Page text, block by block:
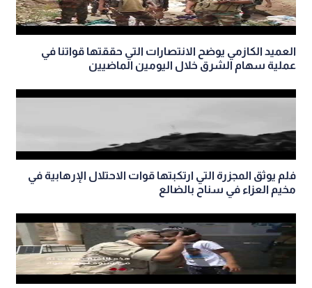
العميد الكازمي يوضح الانتصارات التي حققتها قواتنا في
عملية سهام الشرق خلال اليومين الماضيين
فلم يوثق المجزرة التي ارتكبتها قوات الاحتلال الإرهابية في
مخيم العزاء في سناح بالضالع